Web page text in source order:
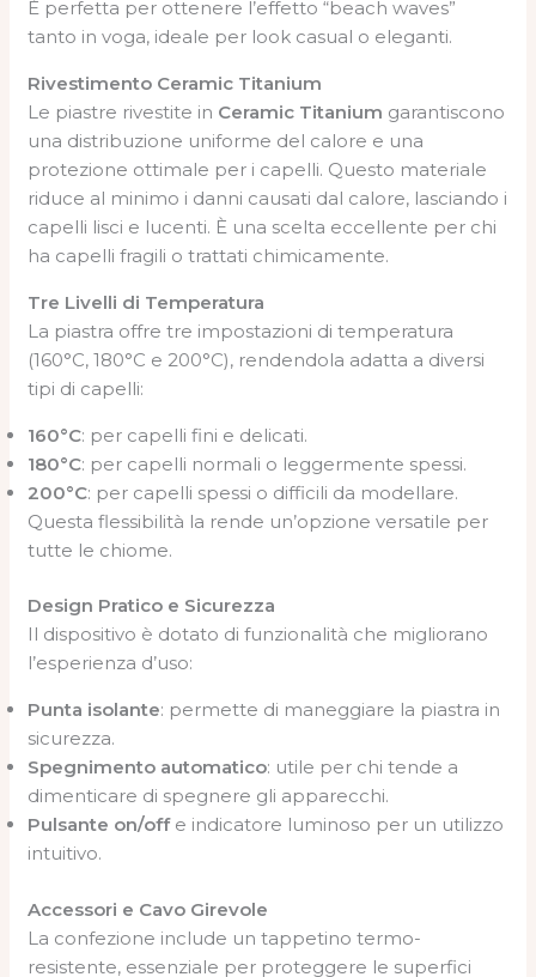
È perfetta per ottenere l’effetto “beach waves”
tanto in voga, ideale per look casual o eleganti.
Rivestimento Ceramic Titanium
Le piastre rivestite in Ceramic Titanium garantiscono
una distribuzione uniforme del calore e una
protezione ottimale per i capelli. Questo materiale
riduce al minimo i danni causati dal calore, lasciando i
capelli lisci e lucenti. È una scelta eccellente per chi
ha capelli fragili o trattati chimicamente.
Tre Livelli di Temperatura
La piastra offre tre impostazioni di temperatura
(160°C, 180°C e 200°C), rendendola adatta a diversi
tipi di capelli:
160°C: per capelli fini e delicati.
180°C: per capelli normali o leggermente spessi.
200°C: per capelli spessi o difficili da modellare.
Questa flessibilità la rende un’opzione versatile per
tutte le chiome.
Design Pratico e Sicurezza
Il dispositivo è dotato di funzionalità che migliorano
l’esperienza d’uso:
Punta isolante: permette di maneggiare la piastra in
sicurezza.
Spegnimento automatico: utile per chi tende a
dimenticare di spegnere gli apparecchi.
Pulsante on/offe indicatore luminoso per un utilizzo
intuitivo.
Accessori e Cavo Girevole
La confezione include un tappetino termo-
resistente, essenziale per proteggere le superfici